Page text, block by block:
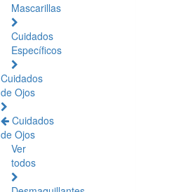
Mascarillas
Cuidados
Específicos
Cuidados
de Ojos
Cuidados
de Ojos
Ver
todos